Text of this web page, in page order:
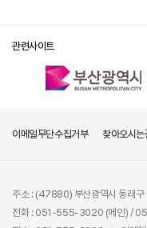
관련사이트
이메일무단수집거부 찾아오시는
주소 : (47880) 부산광역시 동래
전화 : 051-555-3020 (메인) /